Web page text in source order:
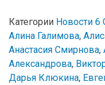
Категории Новости 6
Алина Галимова,
Анастасия Смирнова,
Александрова,
Дарья Клюкина,